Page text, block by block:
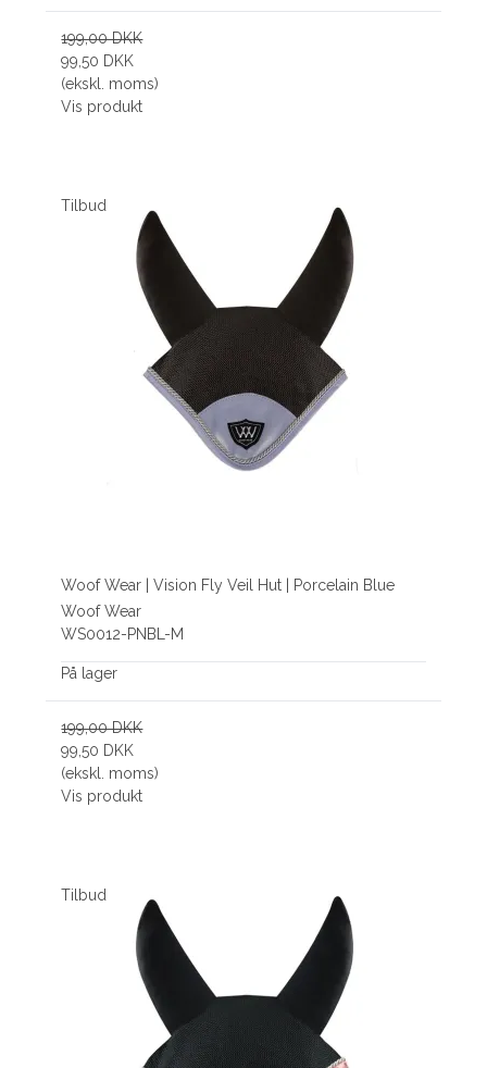
199,00 DKK
99,50 DKK
(ekskl. moms)
Vis produkt
Tilbud
Woof Wear | Vision Fly Veil Hut | Porcelain Blue
Woof Wear
WS0012-PNBL-M
På lager
199,00 DKK
99,50 DKK
(ekskl. moms)
Vis produkt
Tilbud